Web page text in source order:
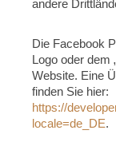
andere
Die Facebook
Logo oder dem
Website. Eine
finden Sie hier:
https://
locale=de_DE.